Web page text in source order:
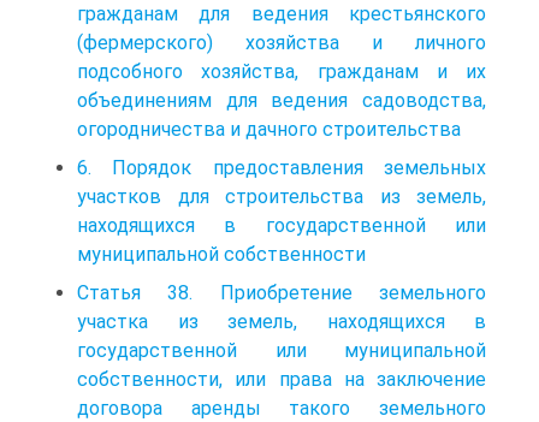
гражданам для ведения крестьянского
(фермерского) хозяйства и личного
подсобного хозяйства, гражданам и их
объединениям для ведения садоводства,
огородничества и дачного строительства
6. Порядок предоставления земельных
участков для строительства из земель,
находящихся в государственной или
муниципальной собственности
Статья 38. Приобретение земельного
участка из земель, находящихся в
государственной или муниципальной
собственности, или права на заключение
договора аренды такого земельного